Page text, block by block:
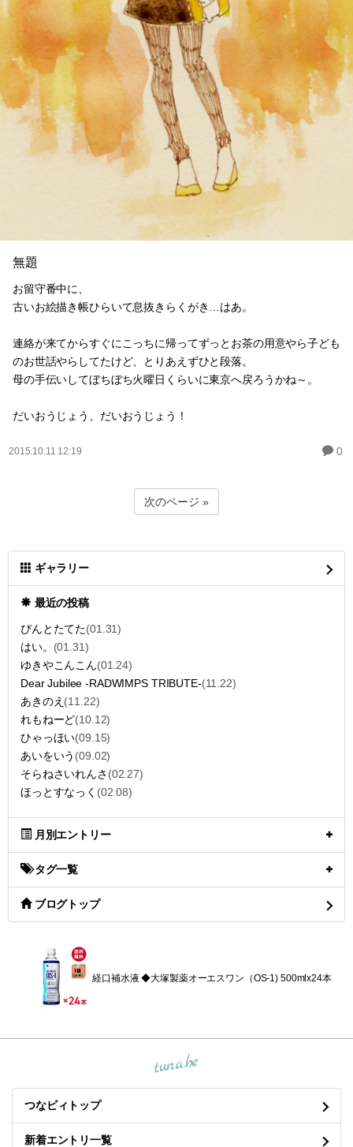
無題
お留守番中に、
古いお絵描き帳ひらいて息抜きらくがき…はあ。
連絡が来てからすぐにこっちに帰ってずっとお茶の用意やら子ども
のお世話やらしてたけど、とりあえずひと段落。
母の手伝いしてぼちぼち火曜日くらいに東京へ戻ろうかね～。
だいおうじょう、だいおうじょう！
2015.10.11 12:19 0
次のページ »
ギャラリー
最近の投稿
ぴんとたてた(01.31)
はい。 (01.31)
ゆきやこんこん(01.24)
Dear Jubilee -RADWIMPS TRIBUTE-(11.22)
あきのえ (11.22)
れもねーど(10.12)
ひゃっほい(09.15)
あいをいう (09.02)
そらねさいれんさ (02.27)
ほっとすなっく (02.08)
月別エントリー
タグ一覧
ブログトップ
経口補水液 ◆大塚製薬オーエスワン（OS-1) 500mlx24本
tuna.be
つなビィトップ
新着エントリ一覧